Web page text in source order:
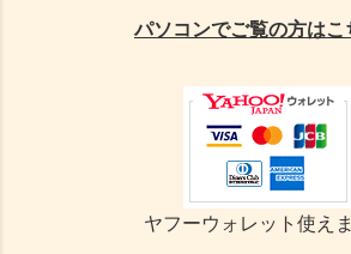
パソコンでご覧の方はこ
ヤフーウォレット使えま